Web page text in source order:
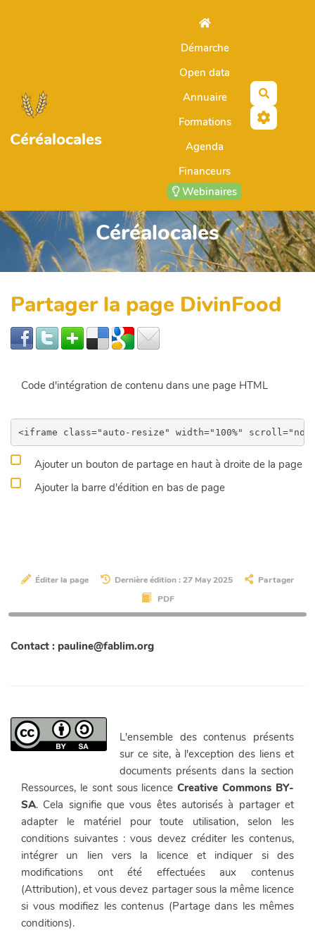
Céréalocales
Démarche
Open data
Annuaire
Formations
Agenda
Financeurs
Webinaires
Céréalocales
Partager la page DivinFood
Code d'intégration de contenu dans une page HTML
Ajouter un bouton de partage en haut à droite de la page
Ajouter la barre d'édition en bas de page
Éditer la page Dernière édition : 27 May 2025
Partager
PDF
Contact : pauline@fablim.org
L'ensemble des contenus présents
sur ce site, à l'exception des liens et
documents présents dans la section
Ressources, le sont sous licenceCreative Commons BY-
SA. Cela signifie que vous êtes autorisés à partager et
adapter le matériel pour toute utilisation, selon les
conditions suivantes : vous devez créditer les contenus,
intégrer un lien vers la licence et indiquer si des
modifications ont été effectuées aux contenus
(Attribution), et vous devez partager sous la même licence
si vous modifiez les contenus (Partage dans les mêmes
conditions).